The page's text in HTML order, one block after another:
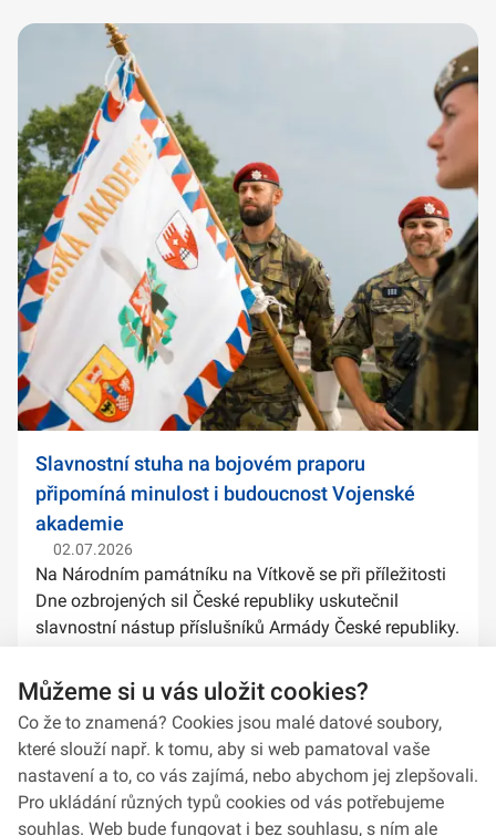
Slavnostní stuha na bojovém praporu
připomíná minulost i budoucnost Vojenské
akademie
02.07.2026
Na Národním památníku na Vítkově se při příležitosti
Dne ozbrojených sil České republiky uskutečnil
slavnostní nástup příslušníků Armády České republiky.
stuh na bojové prapory vybranýc...
Můžeme si u vás uložit cookies?
Co že to znamená? Cookies jsou malé datové soubory,
které slouží např. k tomu, aby si web pamatoval vaše
nastavení a to, co vás zajímá, nebo abychom jej zlepšovali.
Pro ukládání různých typů cookies od vás potřebujeme
souhlas. Web bude fungovat i bez souhlasu, s ním ale